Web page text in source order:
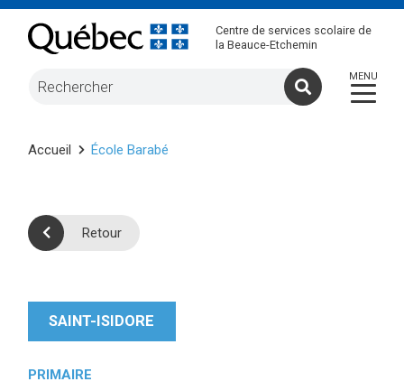
Centre de services scolaire de
la Beauce-Etchemin
Accueil École Barabé
Retour
SAINT-ISIDORE
PRIMAIRE